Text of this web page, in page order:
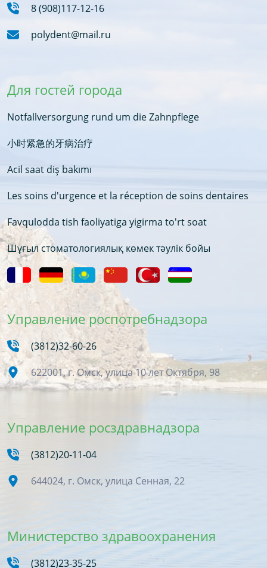
8 (908)117-12-16
polydent@mail.ru
Для гостей города
Notfallversorgung rund um die Zahnpflege
小时紧急的牙病治疗
Acil saat diş bakımı
Les soins d'urgence et la réception de soins dentaires
Favqulodda tish faoliyatiga yigirma to'rt soat
Шұғыл стоматологиялық көмек тәулік бойы
Управление роспотребнадзора
(3812)32-60-26
622001, г. Омск, улица 10 лет Октября, 98
Управление росздравнадзора
(3812)20-11-04
644024, г. Омск, улица Сенная, 22
Министерство здравоохранения
(3812)23-35-25